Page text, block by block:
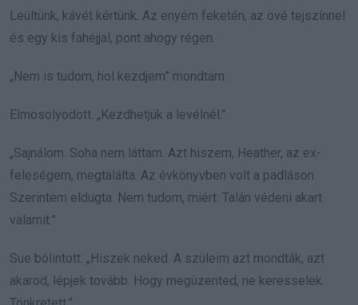
Leültünk, kávét kértünk. Az enyém feketén, az övé tejszínnel
és egy kis fahéjjal, pont ahogy régen.
„Nem is tudom, hol kezdjem” mondtam.
Elmosolyodott. „Kezdhetjük a levélnél.”
„Sajnálom. Soha nem láttam. Azt hiszem, Heather, az ex-
feleségem, megtalálta. Az évkönyvben volt a padláson.
Szerintem eldugta. Nem tudom, miért. Talán védeni akart
valamit.”
Sue bólintott. „Hiszek neked. A szüleim azt mondták, azt
akarod, lépjek tovább. Hogy megüzented, ne keresselek.